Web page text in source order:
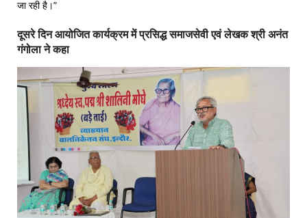
जा रही है।”
दूसरे दिन आयोजित कार्यक्रम में प्रसिद्ध समाजसेवी एवं लेखक श्री अनंत
गंगोला ने कहा